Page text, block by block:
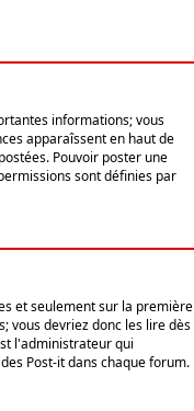
informations; vous
apparaîssent en haut de
Pouvoir poster une
sont définies par
et seulement sur la première
vous devriez donc les lire dès
l'administrateur qui
Post-it dans chaque forum.